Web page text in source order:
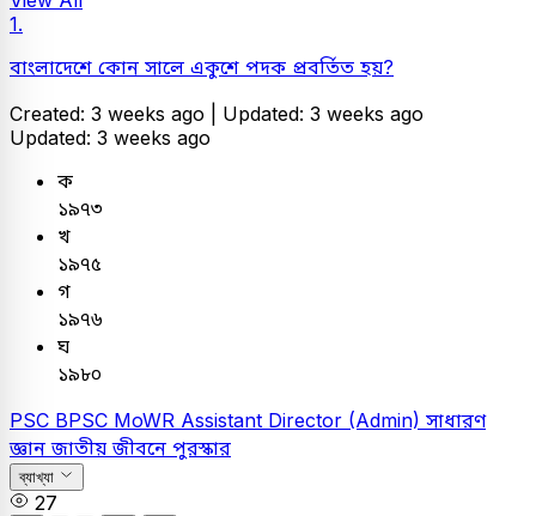
1.
বাংলাদেশে কোন সালে একুশে পদক প্রবর্তিত হয়?
Created: 3 weeks ago | Updated: 3 weeks ago
Updated: 3 weeks ago
ক
১৯৭৩
খ
১৯৭৫
গ
১৯৭৬
ঘ
১৯৮০
PSC BPSC MoWR Assistant Director (Admin) সাধারণ
জ্ঞানজাতীয় জীবনে পুরস্কার
ব্যাখ্যা
27